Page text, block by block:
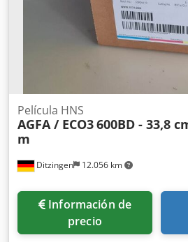
Ditzingen 12.056 km
Película HNS
AGFA / ECO3600BD - 33,8
m
Información de
precio